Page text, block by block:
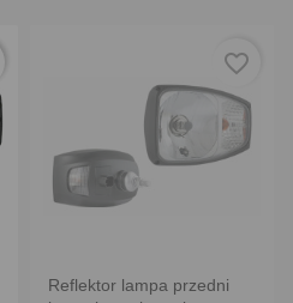
Reflektor lampa przedni
favorite_border